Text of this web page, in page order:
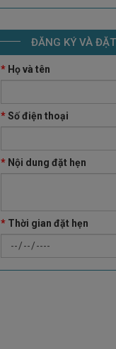
ĐĂNG KÝ VÀ
*Họ và tên
*Số điện thoại
*Nội dung đặt hẹn
*Thời gian đặt hẹn